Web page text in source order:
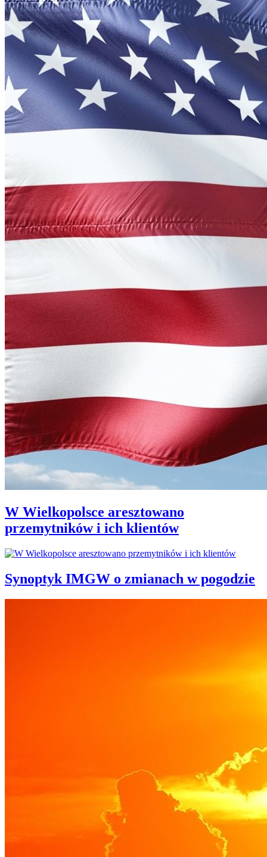
W Wielkopolsce aresztowano
przemytników i ich klientów
Synoptyk IMGW o zmianach w pogodzie